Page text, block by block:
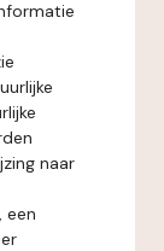
naar
een